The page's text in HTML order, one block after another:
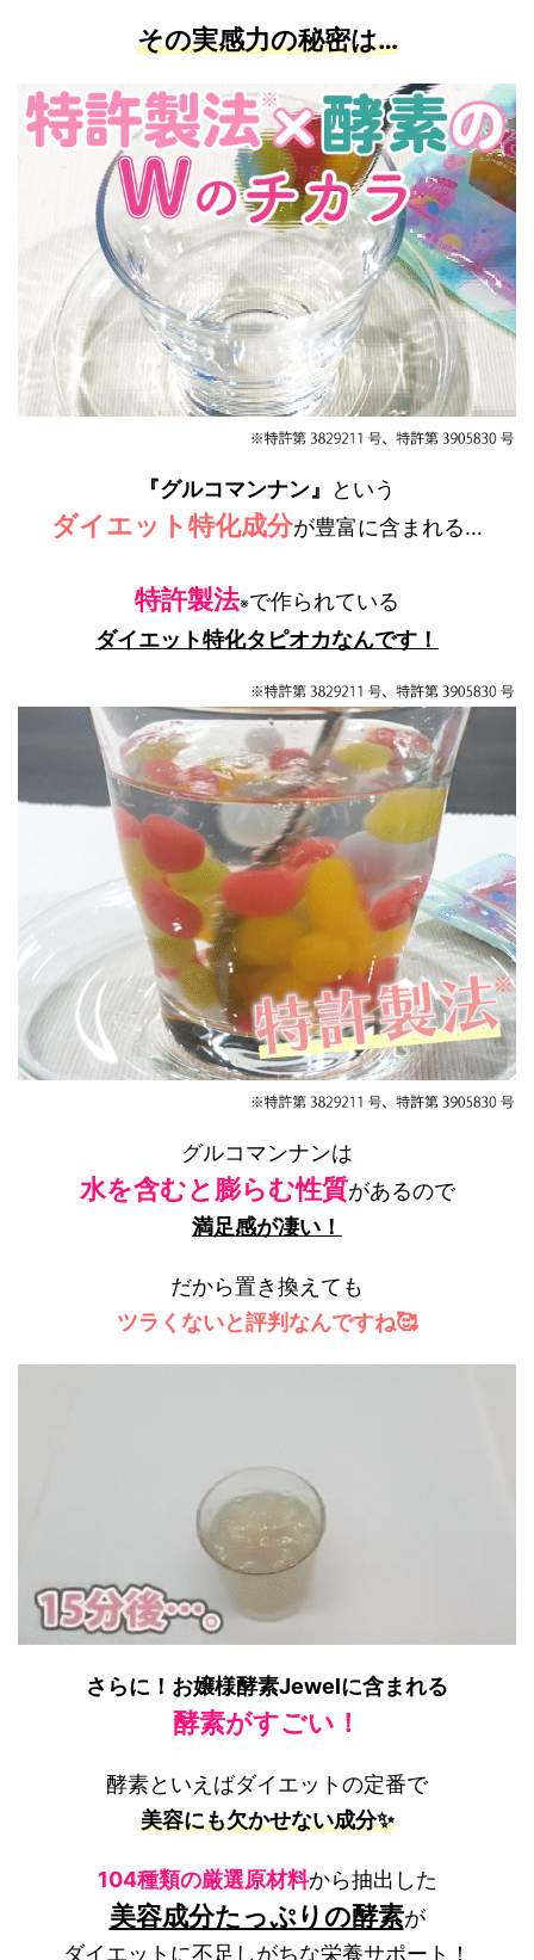
その実感力の秘密は…
『グルコマンナン』 という
ダイエット特化成分が豊富に含まれる…
特許製法※で作られている
ダイエット特化タピオカなんです！
グルコマンナンは
水を含むと膨らむ性質があるので
満足感が凄い！
だから置き換えても
ツラくないと評判なんですね🥰
さらに！お嬢様酵素Jewelに含まれる
酵素がすごい！
酵素といえばダイエットの定番で
美容にも欠かせない成分✨
104種類の厳選原材料から抽出した
美容成分たっぷりの酵素が
ダイエットに不足しがちな栄養サポート！